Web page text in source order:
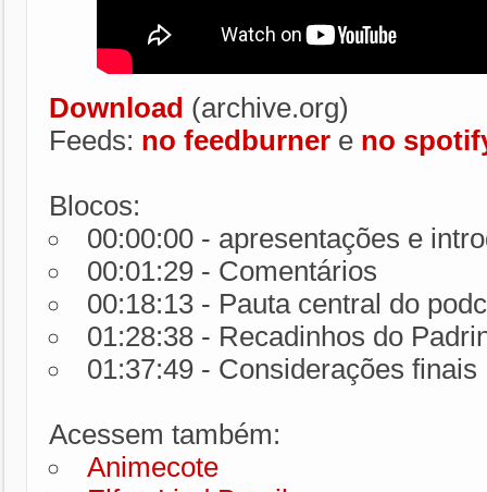
Download (archive.org)
Feeds: no feedburner e no
Blocos:
00:00:00 - apresentações e
00:01:29 - Comentários
00:18:13 - Pauta central do
01:28:38 - Recadinhos do
01:37:49 - Considerações finais
Acessem também:
Animecote